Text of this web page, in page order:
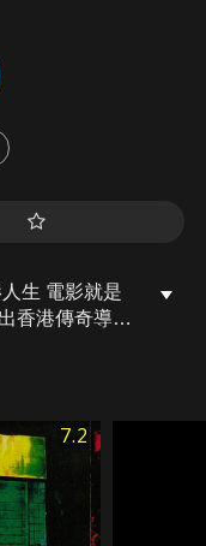
生 電影就是
香港傳奇導演
電影片場。於
界的不同路
入谷底，她對
孤獨的求索路
7.2